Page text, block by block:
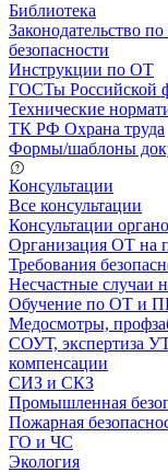
Библиотека
Законодательство
безопасности
Инструкции по ОТ
ГОСТы Российской
Технические
ТК РФ Охрана труда
Формы/шаблоны
Консультации
Все консультации
Консультации
Организация ОТ на
Требования
Несчастные случаи
Обучение по ОТ и
Медосмотры,
СОУТ, экспертиза
компенсации
СИЗ и СКЗ
Промышленная
Пожарная
ГО и ЧС
Экология